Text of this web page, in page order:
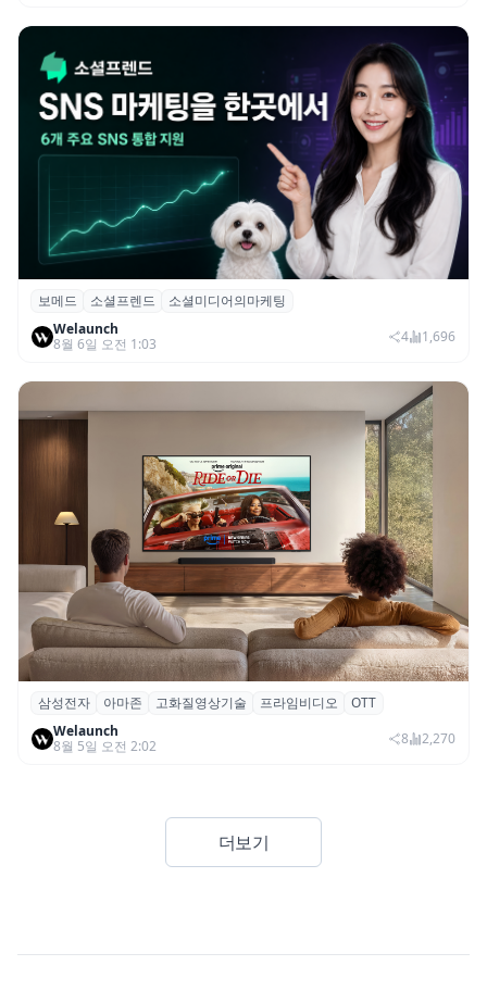
보메드 ‘소셜프렌드’, 유튜브·인스타 등 6개
SNS 마케팅 통합 지원
보메드 소셜프렌드
소셜미디어의마케팅
Welaunch
8월 6일 오전 1:03
4 1,696
삼성전자·아마존, 프라임 비디오에 ‘HDR10+
어드밴스드’ 적용
삼성전자 아마존 고화질영상기술 프라임비디오
OTT
Welaunch
8월 5일 오전 2:02
8 2,270
더보기